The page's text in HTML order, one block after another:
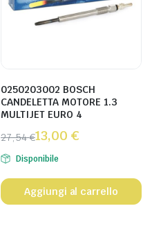
0250203002 BOSCH
CANDELETTA MOTORE 1.3
MULTIJET EURO 4
27,54€13,00 €
Disponibile
Aggiungi al carrello